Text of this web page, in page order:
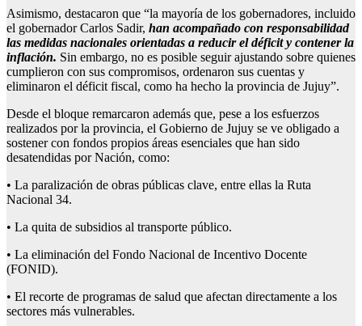
Asimismo, destacaron que “la mayoría de los gobernadores, incluido
el gobernador Carlos Sadir, han acompañado con responsabilidad
las medidas nacionales orientadas a reducir el déficit y contener la
inflación. Sin embargo, no es posible seguir ajustando sobre quienes
cumplieron con sus compromisos, ordenaron sus cuentas y
eliminaron el déficit fiscal, como ha hecho la provincia de Jujuy”.
Desde el bloque remarcaron además que, pese a los esfuerzos
realizados por la provincia, el Gobierno de Jujuy se ve obligado a
sostener con fondos propios áreas esenciales que han sido
desatendidas por Nación, como:
• La paralización de obras públicas clave, entre ellas la Ruta
Nacional 34.
• La quita de subsidios al transporte público.
• La eliminación del Fondo Nacional de Incentivo Docente
(FONID).
• El recorte de programas de salud que afectan directamente a los
sectores más vulnerables.